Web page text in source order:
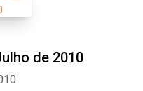
de 2010